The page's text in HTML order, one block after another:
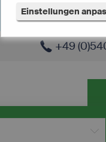
+49
Einstellungen
Statistiken (0)